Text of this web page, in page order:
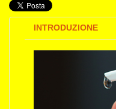
INTRODUZIONE